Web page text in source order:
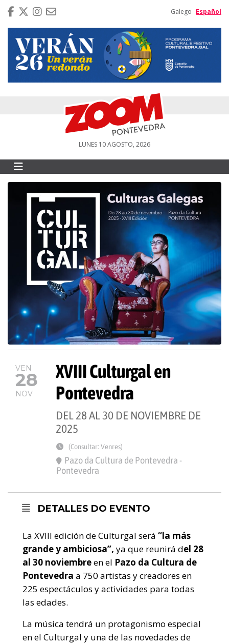
Galego Español
LUNES 10 AGOSTO, 2026
VEN
28
NOV
XVIII Culturgal en
Pontevedra
DEL 28 AL 30 DE NOVIEMBRE DE
2025
(Consultar: Venres)
Pazo da Cultura de Pontevedra -
Pontevedra
DETALLES DO EVENTO
La XVIII edición de Culturgal será “la más
grande y ambiciosa”, ya que reunirá del 28
al 30 noviembreen el Pazo da Cultura de
Pontevedra a 750 artistas y creadores en
225 espectáculos y actividades para todas
las edades.
La música tendrá un protagonismo especial
en el Culturgal y una de las novedades de